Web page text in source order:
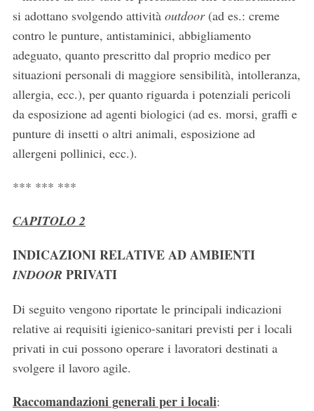
si adottano svolgendo attività outdoor(ad es.: creme
contro le punture, antistaminici, abbigliamento
adeguato, quanto prescritto dal proprio medico per
situazioni personali di maggiore sensibilità, intolleranza,
allergia, ecc.), per quanto riguarda i potenziali pericoli
da esposizione ad agenti biologici (ad es. morsi, graffi e
punture di insetti o altri animali, esposizione ad
allergeni pollinici, ecc.).
*** *** ***
CAPITOLO 2
INDICAZIONI RELATIVE AD AMBIENTI
INDOORPRIVATI
Di seguito vengono riportate le principali indicazioni
relative ai requisiti igienico-sanitari previsti per i locali
privati in cui possono operare i lavoratori destinati a
svolgere il lavoro agile.
Raccomandazioni generali per i locali: